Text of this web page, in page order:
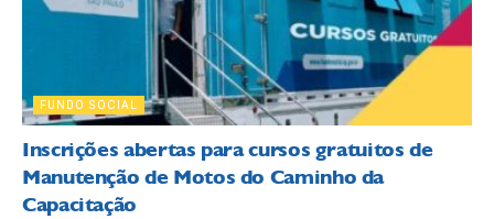
FUNDO SOCIAL
Inscrições abertas para cursos gratuitos de
Manutenção de Motos do Caminho da
Capacitação